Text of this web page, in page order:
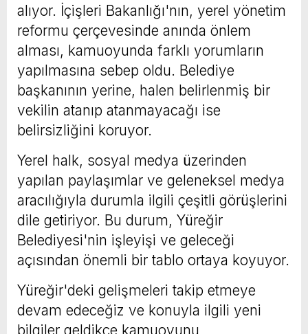
alıyor. İçişleri Bakanlığı'nın, yerel yönetim
reformu çerçevesinde anında önlem
alması, kamuoyunda farklı yorumların
yapılmasına sebep oldu. Belediye
başkanının yerine, halen belirlenmiş bir
vekilin atanıp atanmayacağı ise
belirsizliğini koruyor.
Yerel halk, sosyal medya üzerinden
yapılan paylaşımlar ve geleneksel medya
aracılığıyla durumla ilgili çeşitli görüşlerini
dile getiriyor. Bu durum, Yüreğir
Belediyesi'nin işleyişi ve geleceği
açısından önemli bir tablo ortaya koyuyor.
Yüreğir'deki gelişmeleri takip etmeye
devam edeceğiz ve konuyla ilgili yeni
bilgiler geldikçe kamuoyunu